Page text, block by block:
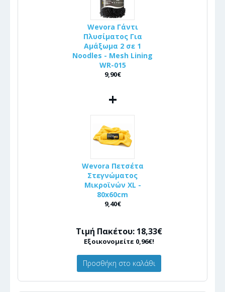
Wevora Γάντι
Πλυσίματος Για
Αμάξωμα 2 σε 1
Noodles - Mesh Lining
WR-015
9,90€
+
Wevora Πετσέτα
Στεγνώματος
Μικροϊνών XL -
80x60cm
9,40€
Τιμή Πακέτου: 18,33€
Εξοικονομείτε 0,96€!
Προσθήκη στο καλάθι